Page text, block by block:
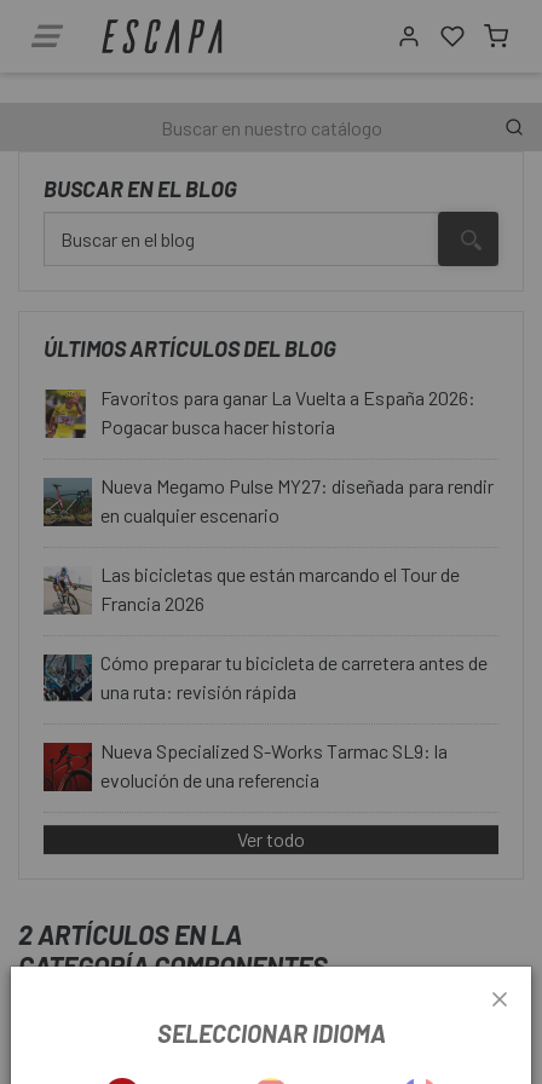
BUSCAR EN EL BLOG
ÚLTIMOS ARTÍCULOS DEL BLOG
Favoritos para ganar La Vuelta a España 2026:
Pogacar busca hacer historia
Nueva Megamo Pulse MY27: diseñada para rendir
en cualquier escenario
Las bicicletas que están marcando el Tour de
Francia 2026
Cómo preparar tu bicicleta de carretera antes de
una ruta: revisión rápida
Nueva Specialized S-Works Tarmac SL9: la
evolución de una referencia
Ver todo
2 ARTÍCULOS EN LA
CATEGORÍA COMPONENTES
SELECCIONAR IDIOMA